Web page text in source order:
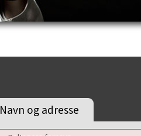
Navn og adresse